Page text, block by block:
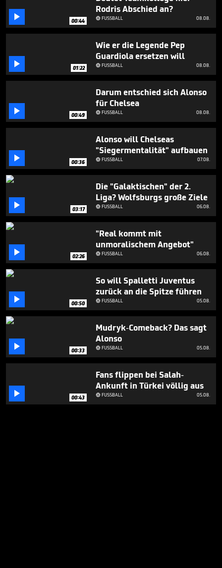
minute,
seconds
 00:44
Rodris Abschied an?
FUSSBALL 08.08.
 01:22
Wie er die Legende Pep
Guardiola ersetzen will
FUSSBALL 08.08.
 00:49
Darum entschied sich Alonso
für Chelsea
FUSSBALL 08.08.
 00:36
Alonso will Chelseas
"Siegermentalität" aufbauen
FUSSBALL 07.08.
 03:17
Die "Galaktischen" der 2.
Liga? Wolfsburgs große Ziele
FUSSBALL 06.08.
 02:26
"Real kommt mit
unmoralischem Angebot"
FUSSBALL 06.08.
 00:50
So will Spalletti Juventus
zurück an die Spitze führen
FUSSBALL 05.08.
 00:33
Mudryk-Comeback? Das sagt
Alonso
FUSSBALL 05.08.
 00:43
Fans flippen bei Salah-
Ankunft in Türkei völlig aus
FUSSBALL 05.08.